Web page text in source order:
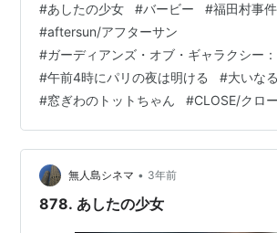
った。その中で1位として挙げたのはチョ
「あしたの少女」。社会の歪み、そのし
たちを苦しめている。未来があるはずの
して、こんな酷い社会にしてしまったと
ち。これは僕も含めた大人の責任である
な社会に対する…
#あしたの少女 #バービー #福田村事件
#aftersun/アフターサン
#ガーディアンズ・オブ・ギャラクシー
#午前4時にパリの夜は明ける #大いな
#窓ぎわのトットちゃん #CLOSE/クロ
無人島シネマ • 3年前
878. あしたの少女